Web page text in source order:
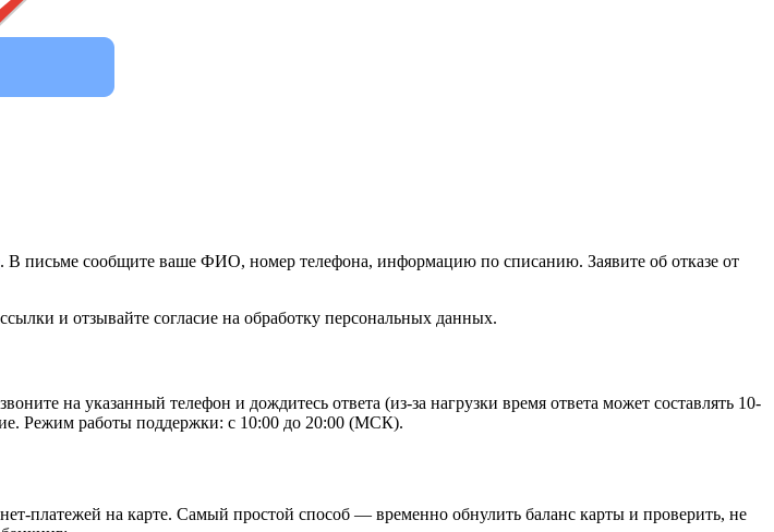
. В письме сообщите ваше ФИО, номер телефона, информацию по списанию. Заявите об отказе от
и отзывайте согласие на обработку персональных данных.
на указанный телефон и дождитесь ответа (из-за нагрузки время ответа может составлять 10-
Режим работы поддержки: с 10:00 до 20:00 (МСК).
платежей на карте. Самый простой способ — временно обнулить баланс карты и проверить, не